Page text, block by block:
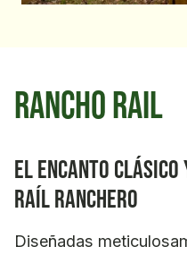
Rancho Rail
El encanto
raíl ranchero
Diseñadas